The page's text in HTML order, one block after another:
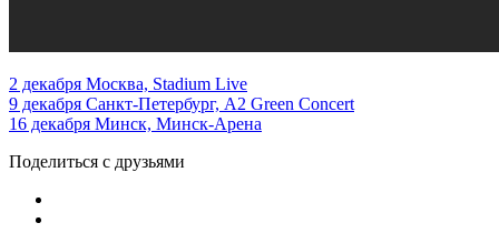
2 декабря Москва, Stadium Live
9 декабря Санкт-Петербург, А2 Green Concert
16 декабря Минск, Минск-Арена
Поделиться с друзьями